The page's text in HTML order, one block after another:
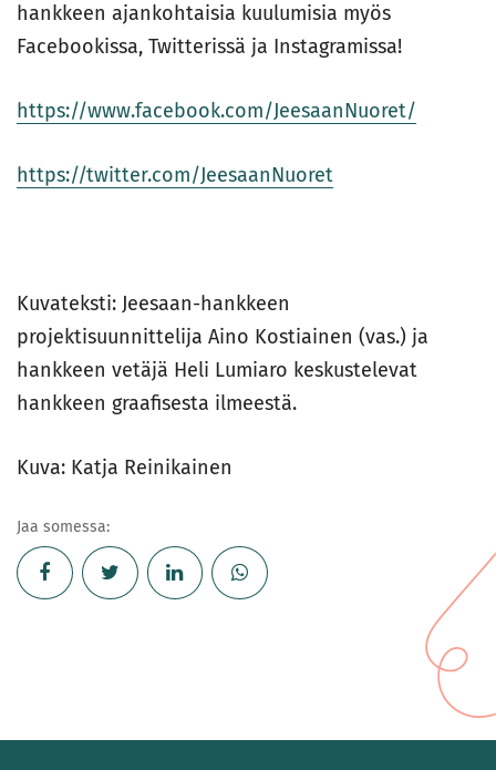
hankkeen ajankohtaisia kuulumisia myös
Facebookissa, Twitterissä ja Instagramissa!
https://www.facebook.com/JeesaanNuoret/
https://twitter.com/JeesaanNuoret
Kuvateksti: Jeesaan-hankkeen
projektisuunnittelija Aino Kostiainen (vas.) ja
hankkeen vetäjä Heli Lumiaro keskustelevat
hankkeen graafisesta ilmeestä.
Kuva: Katja Reinikainen
Jaa somessa: